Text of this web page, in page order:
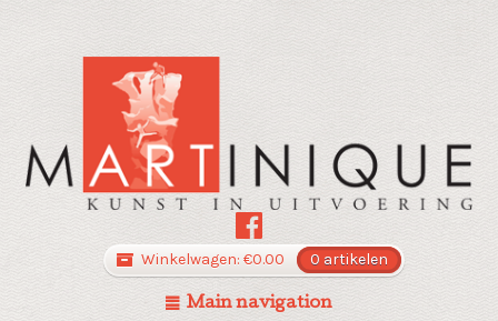
Winkelwagen: €0.00 0 artikelen
Main navigation